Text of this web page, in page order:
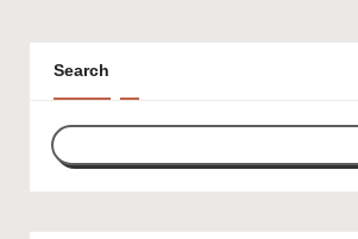
Search